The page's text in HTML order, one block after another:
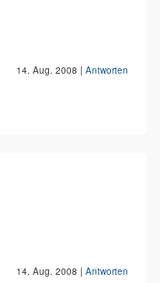
14. Aug. 2008 | Antworten
14. Aug. 2008 | Antworten